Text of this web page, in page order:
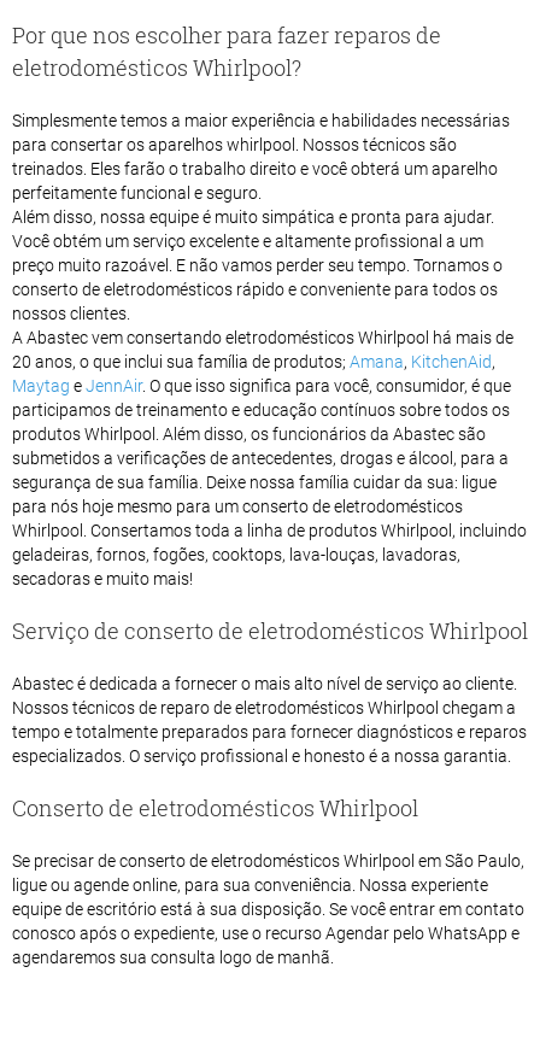
Por que nos escolher para fazer reparos de
eletrodomésticos Whirlpool?
Simplesmente temos a maior experiência e habilidades necessárias
para consertar os aparelhos whirlpool. Nossos técnicos são
treinados. Eles farão o trabalho direito e você obterá um aparelho
perfeitamente funcional e seguro.
Além disso, nossa equipe é muito simpática e pronta para ajudar.
Você obtém um serviço excelente e altamente profissional a um
preço muito razoável. E não vamos perder seu tempo. Tornamos o
conserto de eletrodomésticos rápido e conveniente para todos os
nossos clientes.
A Abastec vem consertando eletrodomésticos Whirlpool há mais de
20 anos, o que inclui sua família de produtos; Amana, KitchenAid,
Maytag eJennAir. O que isso significa para você, consumidor, é que
participamos de treinamento e educação contínuos sobre todos os
produtos Whirlpool. Além disso, os funcionários da Abastec são
submetidos a verificações de antecedentes, drogas e álcool, para a
segurança de sua família. Deixe nossa família cuidar da sua: ligue
para nós hoje mesmo para um conserto de eletrodomésticos
Whirlpool. Consertamos toda a linha de produtos Whirlpool, incluindo
geladeiras, fornos, fogões, cooktops, lava-louças, lavadoras,
secadoras e muito mais!
Serviço de conserto de eletrodomésticos Whirlpool
Abastec é dedicada a fornecer o mais alto nível de serviço ao cliente.
Nossos técnicos de reparo de eletrodomésticos Whirlpool chegam a
tempo e totalmente preparados para fornecer diagnósticos e reparos
especializados. O serviço profissional e honesto é a nossa garantia.
Conserto de eletrodomésticos Whirlpool
Se precisar de conserto de eletrodomésticos Whirlpool em São Paulo,
ligue ou agende online, para sua conveniência. Nossa experiente
equipe de escritório está à sua disposição. Se você entrar em contato
conosco após o expediente, use o recurso Agendar pelo WhatsApp e
agendaremos sua consulta logo de manhã.